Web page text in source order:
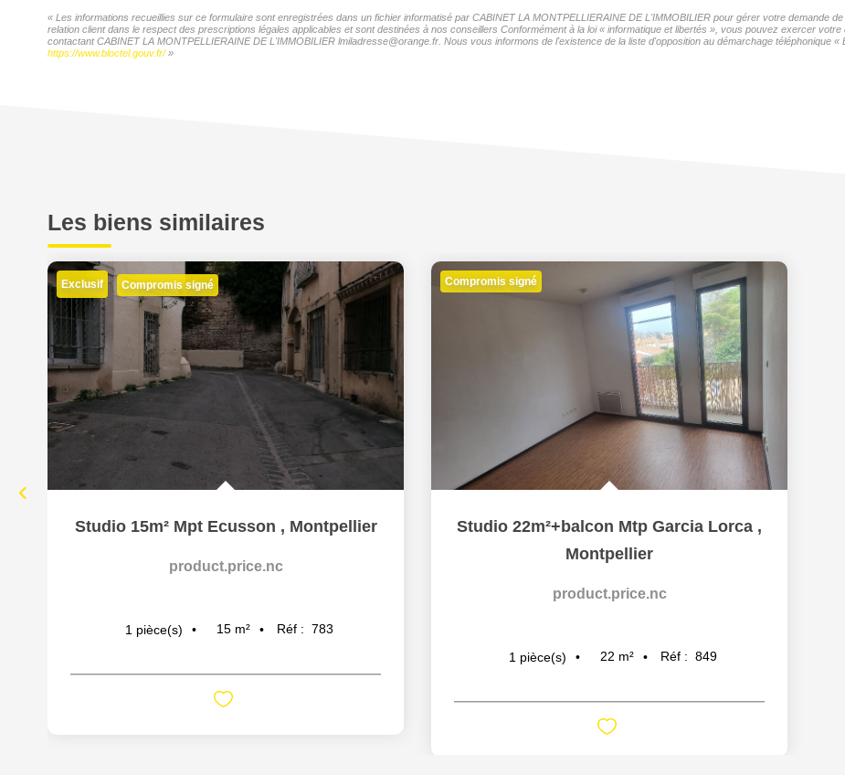
« Les informations recueillies sur ce formulaire sont enregistrées dans un fichier informatisé par CABINET LA MONTPELLIERAINE DE L'IMMOBILIER pour gérer votre demande
relation client dans le respect des prescriptions légales applicables et sont destinées à nos conseillers Conformément à la loi « informatique et libertés », vous pouvez exercer
contactant CABINET LA MONTPELLIERAINE DE L'IMMOBILIER lmiladresse@orange.fr. Nous vous informons de l'existence de la liste d'opposition au démarchage téléphonique
https://www.bloctel.gouv.fr/»
Les biens similaires
Exclusif Compromis signé
Studio 15m² Mpt Ecusson , Montpellier
product.price.nc
1 pièce(s) 15 m² Réf : 783
Compromis signé
Studio 22m²+balcon Mtp Garcia Lorca ,
Montpellier
product.price.nc
1 pièce(s) 22 m² Réf : 849